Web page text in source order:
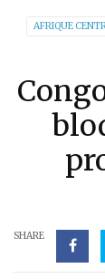
AFRIQUE
SHARE